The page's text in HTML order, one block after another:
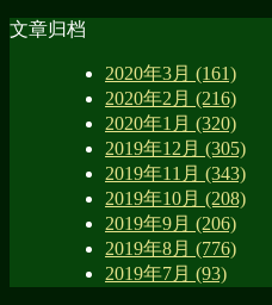
文章归档
2020年3月 (161)
2020年2月 (216)
2020年1月 (320)
2019年12月 (305)
2019年11月 (343)
2019年10月 (208)
2019年9月 (206)
2019年8月 (776)
2019年7月 (93)